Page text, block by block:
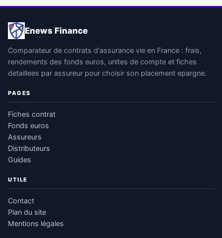
Enews Finance
Comparateur de contrats d'assurance vie en France : frais,
rendements des fonds euros, unites de compte et fiches
detaillees par assureur pour choisir son placement epargne.
PAGES
Fiches contrat
Fonds euros
Assureurs
Distributeurs
Guides
UTILE
Contact
Plan du site
Mentions légales